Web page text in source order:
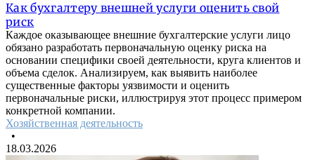
Как бухгалтеру внешней услуги оценить свой
риск
Каждое оказывающее внешние бухгалтерские услуги лицо
обязано разработать первоначальную оценку риска на
основании специфики своей деятельности, круга клиентов и
объема сделок. Анализируем, как выявить наиболее
существенные факторы уязвимости и оценить
первоначальные риски, иллюстрируя этот процесс примером
конкретной компании.
Хозяйственная деятельность
•
18.03.2026